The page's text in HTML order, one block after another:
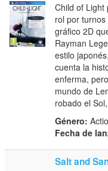
Child of Light
rol por
gráfico 2D
Rayman
estilo
cuenta la
enferma,
mundo de
robado el
Género:
Fecha de
Salt and